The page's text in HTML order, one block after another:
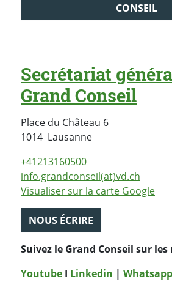
CONSEIL
Secrétariat
Grand Conseil
Place du Château 6
1014 LausanneSuisse
+41213160500
info.grandconseil(at)vd.ch
Visualiser sur la carte Google
NOUS ÉCRIRE
Suivez le Grand Conseil sur les
Youtube I Linkedin | Whatsapp